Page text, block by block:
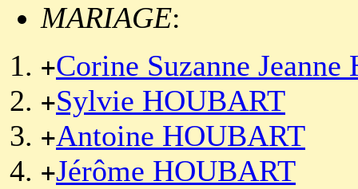
MARIAGE:
+Corine Suzanne
+Sylvie HOUBART
+Antoine HOUBART
+Jérôme HOUBART